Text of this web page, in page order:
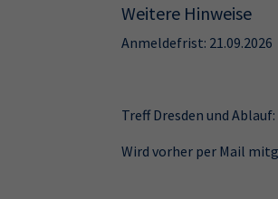
Weitere Hinweise
Anmeldefrist: 21.09.2026
Treff Dresden und Ablauf:
Wird vorher per Mail